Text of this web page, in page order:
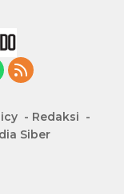
Redaksi
Siber